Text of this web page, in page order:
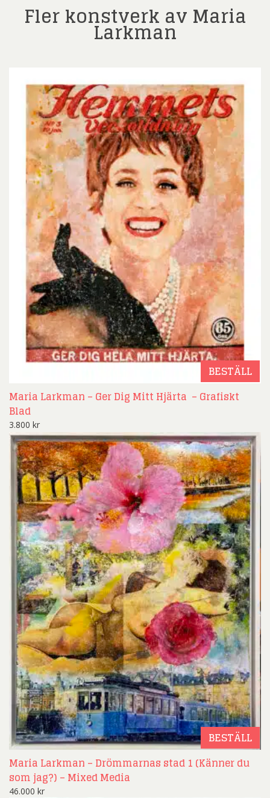
Fler konstverk av Maria
Larkman
BESTÄLL
Maria Larkman – Ger Dig Mitt Hjärta – Grafiskt
Blad
3.800 kr
BESTÄLL
Maria Larkman – Drömmarnas stad 1 (Känner du
som jag?) – Mixed Media
46.000 kr